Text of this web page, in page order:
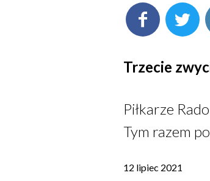
Trzecie
Piłkarze
Tym razem
12 lipiec 2021